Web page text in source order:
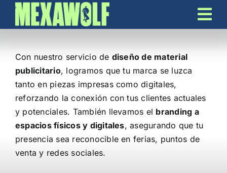
Skip
Con nuestro servicio de diseño de material
publicitario, logramos que tu marca se luzca
tanto en piezas impresas como digitales,
reforzando la conexión con tus clientes actuales
y potenciales. También llevamos el branding a
espacios físicos y digitales, asegurando que tu
presencia sea reconocible en ferias, puntos de
venta y redes sociales.